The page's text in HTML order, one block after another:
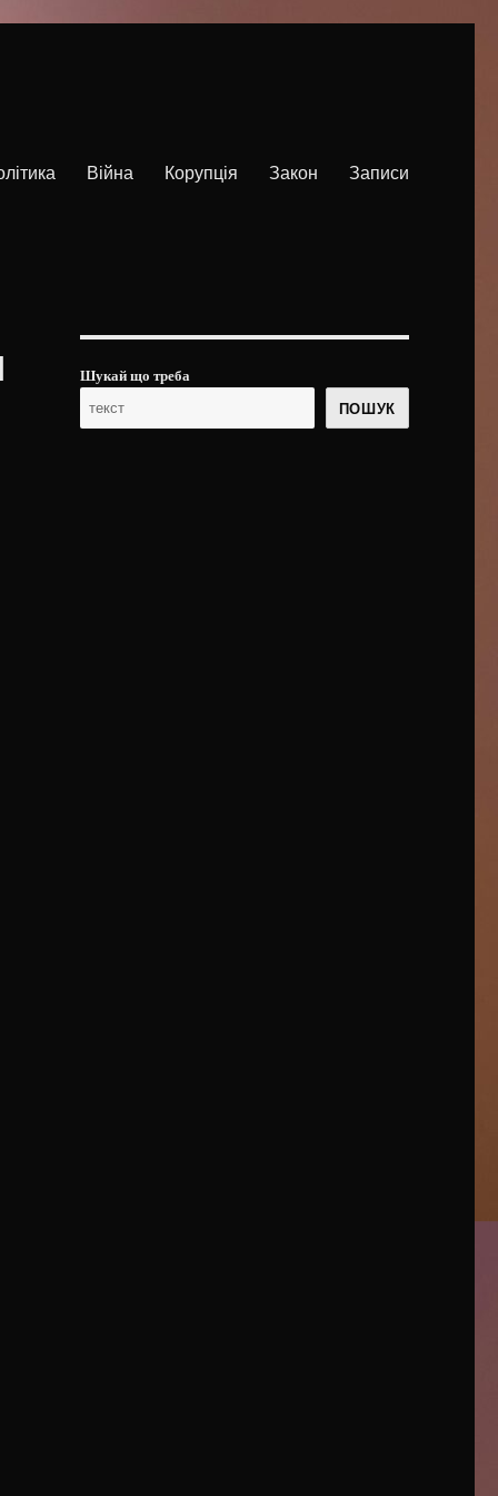
Війна Корупція Закон Записи
Шукай що треба
ПОШУК